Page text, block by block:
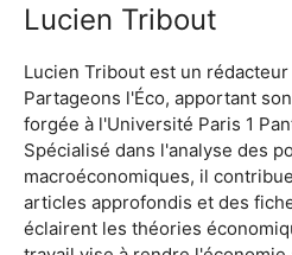
Lucien Tribout
Lucien Tribout est un
Partageons l'Éco, apportant
forgée à l'Université Paris 1
Spécialisé dans l'analyse des
macroéconomiques, il
articles approfondis et des
éclairent les théories